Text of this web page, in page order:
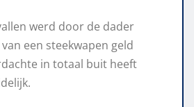
werd door de dader
een steekwapen geld
in totaal buit heeft